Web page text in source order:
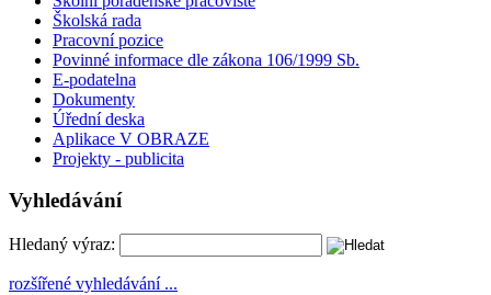
Školská rada
Pracovní pozice
Povinné informace dle zákona 106/1999 Sb.
E-podatelna
Dokumenty
Úřední deska
Aplikace V OBRAZE
Projekty - publicita
Vyhledávání
Hledaný výraz:
rozšířené vyhledávání ...